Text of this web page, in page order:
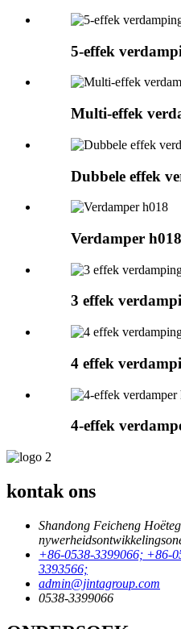
5-effek
Multi-effek
Dubbele effek
Verdamper h018
3 effek
4 effek
4-effek
kontak ons
Shandong Feicheng
+86-0538-3399066; +86-
3393566;
admin@jintagroup.com
0538-3399066